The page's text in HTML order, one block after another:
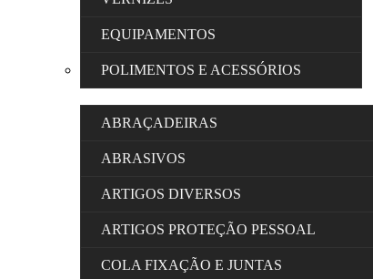
EQUIPAMENTOS
POLIMENTOS E ACESSÓRIOS
ABRAÇADEIRAS
ABRASIVOS
ARTIGOS DIVERSOS
ARTIGOS PROTEÇÃO PESSOAL
COLA FIXAÇÃO E JUNTAS